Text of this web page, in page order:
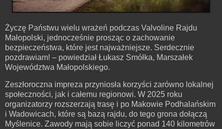
Życzę Państwu wielu wrażeń podczas Valvoline Rajdu
Małopolski, jednocześnie prosząc o zachowanie
bezpieczeństwa, które jest najważniejsze. Serdecznie
pozdrawiam! – powiedział Łukasz Smółka, Marszałek
Województwa Małopolskiego.
Zeszłoroczna impreza przyniosła korzyści zarówno lokalnej
społeczności, jak i całemu regionowi. W 2025 roku
organizatorzy rozszerzają trasę i po Makowie Podhalańskim
i Wadowicach, które są bazą rajdu, do tego grona dołączą
Myślenice. Zawody mają sobie liczyć ponad 140 kilometrów